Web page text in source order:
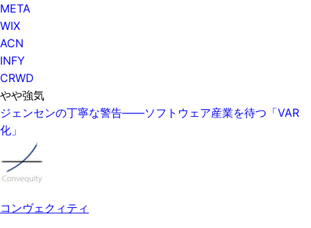
META
WIX
ACN
INFY
CRWD
やや強気
ジェンセンの丁寧な警告——ソフトウェア産業を待つ「VAR
化」
コンヴェクィティ